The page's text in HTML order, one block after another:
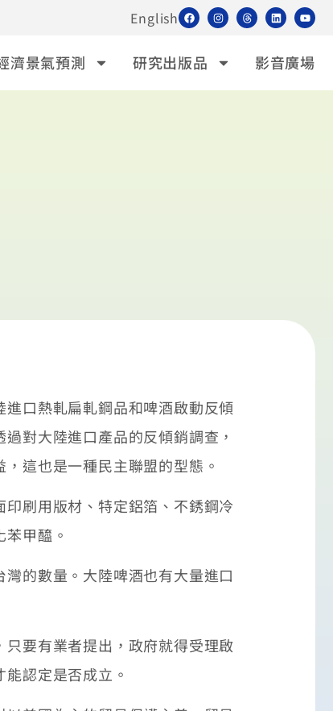
English
濟景氣預測 研究出版品 影音廣場
口熱軋扁軋鋼品和啤酒啟動反傾
對大陸進口產品的反傾銷調查，
這也是一種民主聯盟的型態。
刷用版材、特定鋁箔、不銹鋼冷
甲醯。
的數量。大陸啤酒也有大量進口
要有業者提出，政府就得受理啟
認定是否成立。